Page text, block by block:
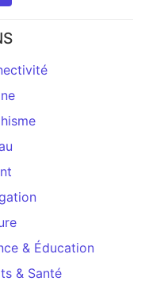
& Éducation
& Santé